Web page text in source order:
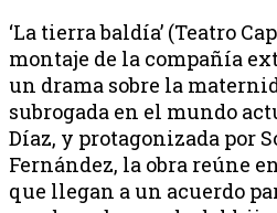
‘La tierra baldía’ (Teatro
montaje de la compañía
un drama sobre la
subrogada en el mundo
Díaz, y protagonizada por
Fernández, la obra reúne
que llegan a un acuerdo